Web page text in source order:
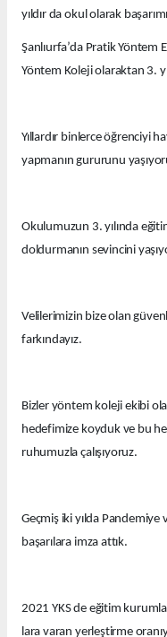
yıldır da okul olarak
Şanlıurfa’da Pratik Yöntem
Yöntem Koleji olaraktan 3.
Yıllardır binlerce öğrenciyi
yapmanın gururunu
Okulumuzun 3. yılında
doldurmanın sevincini
Velilerimizin bize olan
farkındayız.
Bizler yöntem koleji ekibi
hedefimize koyduk ve bu
ruhumuzla çalışıyoruz.
Geçmiş iki yılda
başarılara imza attık.
2021 YKS de eğitim
lara varan yerleştirme